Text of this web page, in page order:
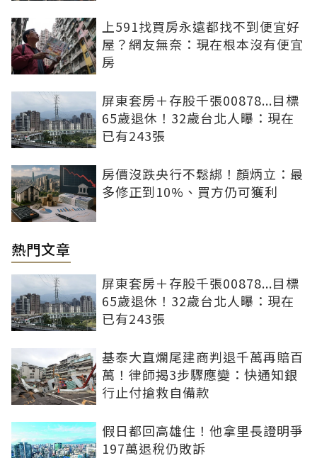
上591找買房永遠都找不到便宜好
屋？網友無奈：現在根本沒有便宜
房
屏東套房＋存股千張00878...目標
65歲退休！32歲台北人曝：現在
已有243張
房價沒跌央行不鬆綁！顏炳立：最
多修正到10%、買方仍可獲利
熱門文章
屏東套房＋存股千張00878...目標
65歲退休！32歲台北人曝：現在
已有243張
基泰大直爛尾建商判退千萬再賠百
萬！律師揭3步驟應變：快通知銀
行止付搶救自備款
假日都回高雄住！他拿里長證明爭
197萬退稅仍敗訴